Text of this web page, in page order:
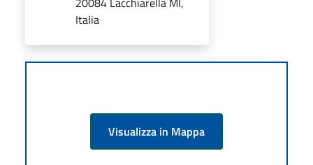
Italia
Visualizza in Mappa